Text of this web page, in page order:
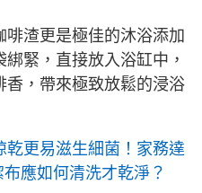
渣更是極佳的沐浴添加
緊，直接放入浴缸中，
香，帶來極致放鬆的浸浴
乾更易滋生細菌！家務達
應如何清洗才乾淨？